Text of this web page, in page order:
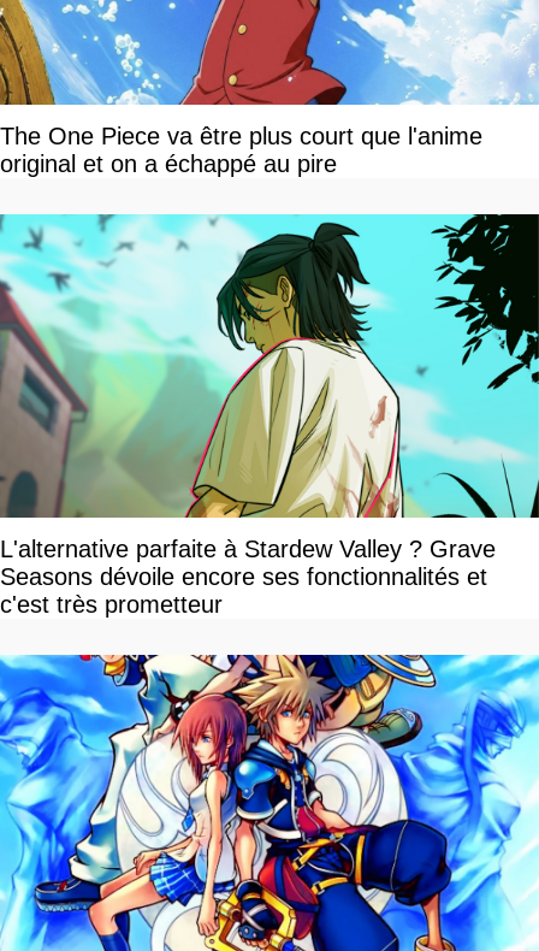
The One Piece va être plus court que l'anime
original et on a échappé au pire
L'alternative parfaite à Stardew Valley ? Grave
Seasons dévoile encore ses fonctionnalités et
c'est très prometteur